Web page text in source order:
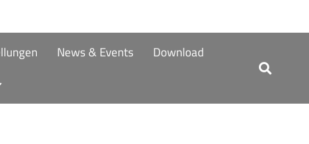
News & Events
Download